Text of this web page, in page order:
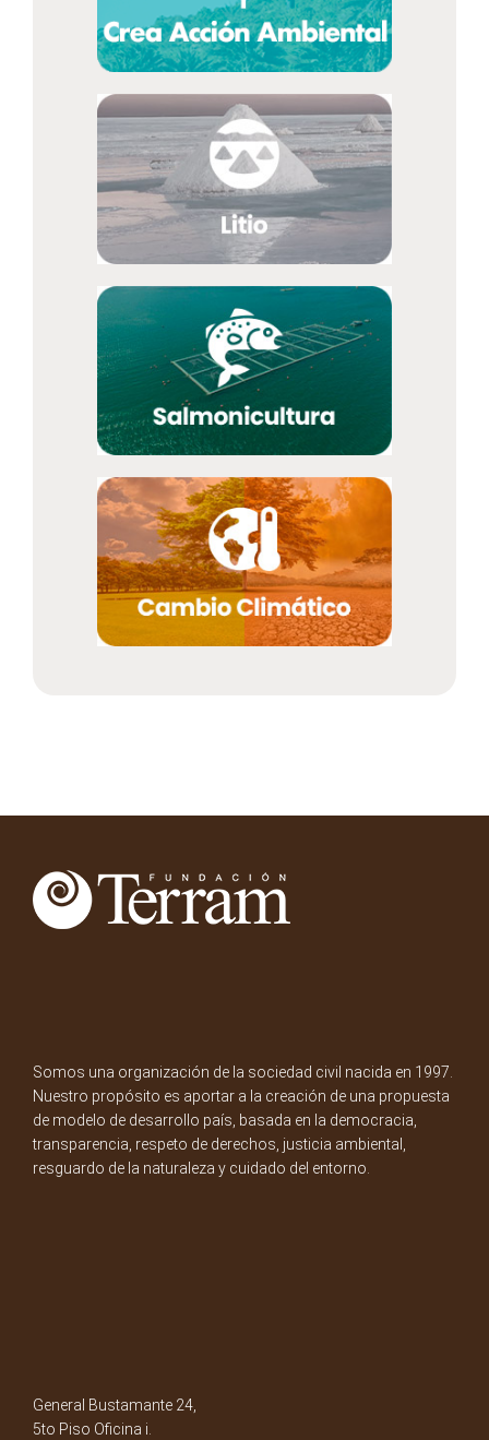
Somos una organización de la sociedad civil nacida en 1997.
Nuestro propósito es aportar a la creación de una propuesta
de modelo de desarrollo país, basada en la democracia,
transparencia, respeto de derechos, justicia ambiental,
resguardo de la naturaleza y cuidado del entorno.
General Bustamante 24,
5to Piso Oficina i.